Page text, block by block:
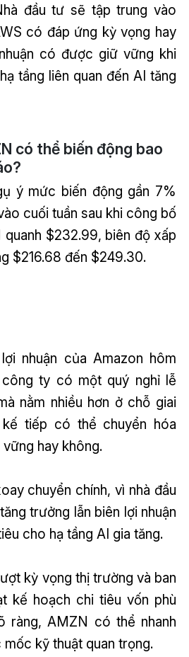
đầu tư sẽ tập trung vào
có đáp ứng kỳ vọng hay
có được giữ vững khi
tầng liên quan đến AI tăng
có thể biến động bao
ý mức biến động gần 7%
cuối tuần sau khi công bố
$232.99, biên độ xấp
$216.68 đến $249.30.
nhuận của Amazon hôm
ty có một quý nghỉ lễ
nằm nhiều hơn ở chỗ giai
tiếp có thể chuyển hóa
vững hay không.
chuyển chính, vì nhà đầu
trưởng lẫn biên lợi nhuận
cho hạ tầng AI gia tăng.
kỳ vọng thị trường và ban
kế hoạch chi tiêu vốn phù
ràng, AMZN có thể nhanh
kỹ thuật quan trọng.